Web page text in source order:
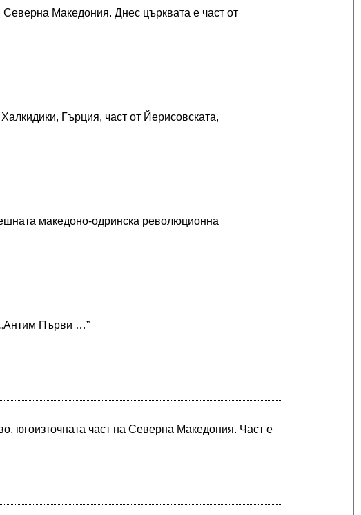
Северна Македония. Днес църквата е част от
Гърция, част от Йерисовската,
македоно-одринска революционна
„Антим Първи …”
югоизточната част на Северна Македония. Част е